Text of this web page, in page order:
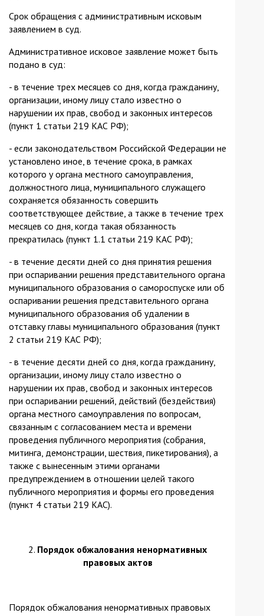
Срок обращения с административным исковым
заявлением в суд.
Административное исковое заявление может быть
подано в суд:
- в течение трех месяцев со дня, когда гражданину,
организации, иному лицу стало известно о
нарушении их прав, свобод и законных интересов
(пункт 1 статьи 219 КАС РФ);
- если законодательством Российской Федерации не
установлено иное, в течение срока, в рамках
которого у органа местного самоуправления,
должностного лица, муниципального служащего
сохраняется обязанность совершить
соответствующее действие, а также в течение трех
месяцев со дня, когда такая обязанность
прекратилась (пункт 1.1 статьи 219 КАС РФ);
- в течение десяти дней со дня принятия решения
при оспаривании решения представительного органа
муниципального образования о самороспуске или об
оспаривании решения представительного органа
муниципального образования об удалении в
отставку главы муниципального образования (пункт
2 статьи 219 КАС РФ);
- в течение десяти дней со дня, когда гражданину,
организации, иному лицу стало известно о
нарушении их прав, свобод и законных интересов
при оспаривании решений, действий (бездействия)
органа местного самоуправления по вопросам,
связанным с согласованием места и времени
проведения публичного мероприятия (собрания,
митинга, демонстрации, шествия, пикетирования), а
также с вынесенным этими органами
предупреждением в отношении целей такого
публичного мероприятия и формы его проведения
(пункт 4 статьи 219 КАС).
2. Порядок обжалования ненормативных
правовых актов
Порядок обжалования ненормативных правовых